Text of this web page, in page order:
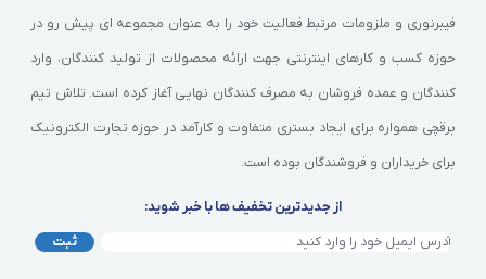
فیبرنوری و ملزومات مرتبط فعالیت خود را به عنوان مجموعه ای پیش رو در
حوزه کسب و کارهای اینترنتی جهت ارائه محصولات از تولید کنندگان، وارد
کنندگان و عمده فروشان به مصرف کنندگان نهایی آغاز کرده است. تلاش تیم
برقچی همواره برای ایجاد بستری متفاوت و کارآمد در حوزه تجارت الکترونیک
برای خریداران و فروشندگان بوده است.
از جدیدترین تخفیف ها با خبر شوید:
ثبت